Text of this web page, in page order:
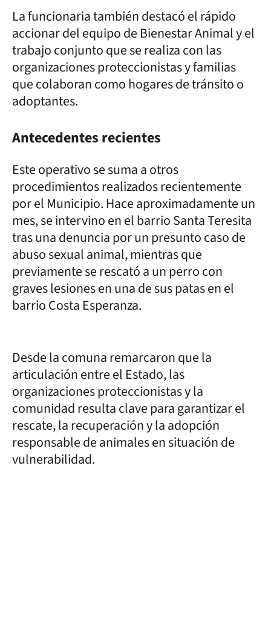
La funcionaria también destacó el rápido
accionar del equipo de Bienestar Animal y el
trabajo conjunto que se realiza con las
organizaciones proteccionistas y familias
que colaboran como hogares de tránsito o
adoptantes.
Antecedentes recientes
Este operativo se suma a otros
procedimientos realizados recientemente
por el Municipio. Hace aproximadamente un
mes, se intervino en el barrio Santa Teresita
tras una denuncia por un presunto caso de
abuso sexual animal, mientras que
previamente se rescató a un perro con
graves lesiones en una de sus patas en el
barrio Costa Esperanza.
Desde la comuna remarcaron que la
articulación entre el Estado, las
organizaciones proteccionistas y la
comunidad resulta clave para garantizar el
rescate, la recuperación y la adopción
responsable de animales en situación de
vulnerabilidad.